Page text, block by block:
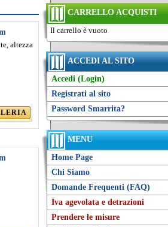
CARRELLO ACQUISTI
Il carrello è vuoto
ACCEDI AL SITO
Accedi (Login)
Registrati al sito
Password Smarrita?
MENU
Home Page
Chi Siamo
Domande Frequenti (FAQ)
Iva agevolata e detrazioni
Prendere le misure
altezza